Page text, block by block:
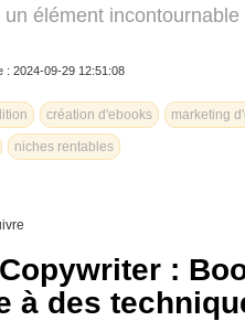
élément
: 2024-09-29 12:51:08
création d'ebooks marketing
niches rentables
:
à des